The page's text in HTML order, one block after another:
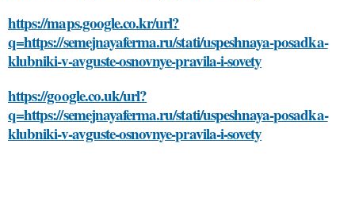
https://maps.google.co.kr/url?
q=https://semejnayaferma.ru/stati/uspeshnaya-posadka-
klubniki-v-avguste-osnovnye-pravila-i-sovety
https://google.co.uk/url?
q=https://semejnayaferma.ru/stati/uspeshnaya-posadka-
klubniki-v-avguste-osnovnye-pravila-i-sovety